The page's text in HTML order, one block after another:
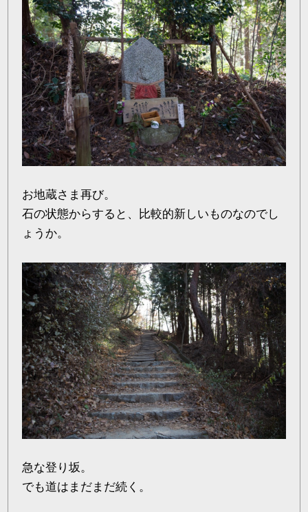
お地蔵さま再び。
石の状態からすると、比較的新しいものなのでし
ょうか。
急な登り坂。
でも道はまだまだ続く。